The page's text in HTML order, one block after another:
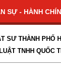
SỰ - HÀNH
SƯ THÀNH PHỐ
TNHH QUỐC